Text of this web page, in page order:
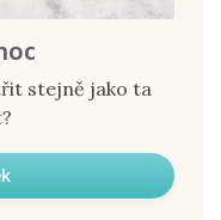
stejně jako ta